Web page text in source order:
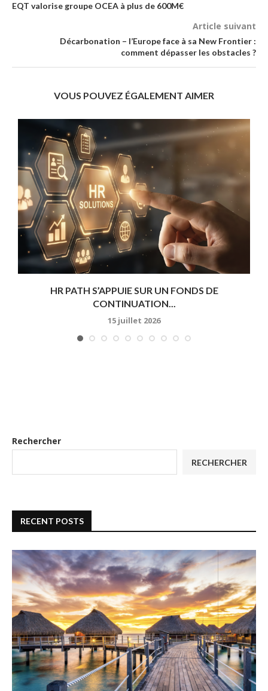
EQT valorise groupe OCEA à plus de 600M€
Article suivant
Décarbonation – l’Europe face à sa New Frontier :
comment dépasser les obstacles ?
VOUS POUVEZ ÉGALEMENT AIMER
HR PATH S’APPUIE SUR UN FONDS DE
CONTINUATION...
15 juillet 2026
Rechercher
RECHERCHER
RECENT POSTS